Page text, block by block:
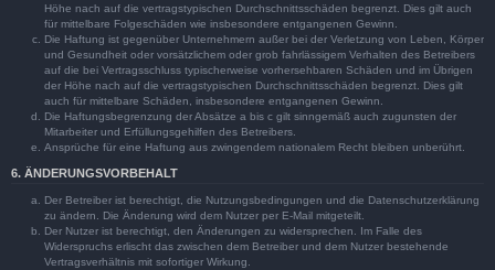
Höhe nach auf die vertragstypischen Durchschnittsschäden begrenzt. Dies gilt auch
für mittelbare Folgeschäden wie insbesondere entgangenen Gewinn.
Die Haftung ist gegenüber Unternehmern außer bei der Verletzung von Leben, Körper
und Gesundheit oder vorsätzlichem oder grob fahrlässigem Verhalten des Betreibers
auf die bei Vertragsschluss typischerweise vorhersehbaren Schäden und im Übrigen
der Höhe nach auf die vertragstypischen Durchschnittsschäden begrenzt. Dies gilt
auch für mittelbare Schäden, insbesondere entgangenen Gewinn.
Die Haftungsbegrenzung der Absätze a bis c gilt sinngemäß auch zugunsten der
Mitarbeiter und Erfüllungsgehilfen des Betreibers.
Ansprüche für eine Haftung aus zwingendem nationalem Recht bleiben unberührt.
6. ÄNDERUNGSVORBEHALT
Der Betreiber ist berechtigt, die Nutzungsbedingungen und die Datenschutzerklärung
zu ändern. Die Änderung wird dem Nutzer per E-Mail mitgeteilt.
Der Nutzer ist berechtigt, den Änderungen zu widersprechen. Im Falle des
Widerspruchs erlischt das zwischen dem Betreiber und dem Nutzer bestehende
Vertragsverhältnis mit sofortiger Wirkung.